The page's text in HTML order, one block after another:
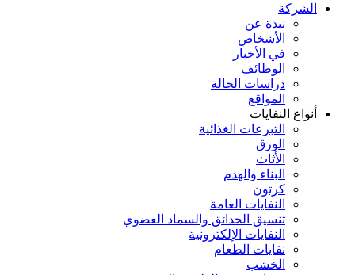
الشركة
نبذة عن
الأشخاص
في الأخبار
الوظائف
دراسات الحالة
المواقع
أنواع النفايات
التبرعات الغذائية
الورق
الأثاث
البناء والهدم
كرتون
النفايات العامة
تنسيق الحدائق والسماد العضوي
النفايات الإلكترونية
نفايات الطعام
الخشب